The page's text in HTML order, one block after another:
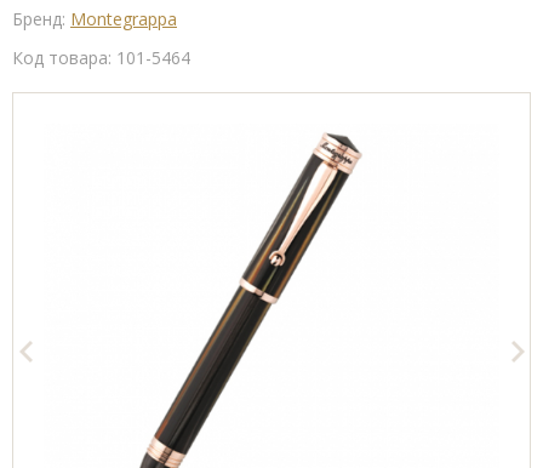
Бренд: Montegrappa
Код товара: 101-5464